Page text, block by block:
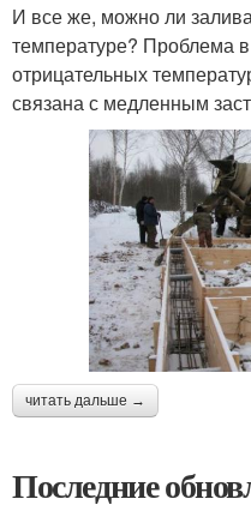
И все же, можно ли
температуре? Проблема
отрицательных
связана с медленным
читать дальше →
Последние